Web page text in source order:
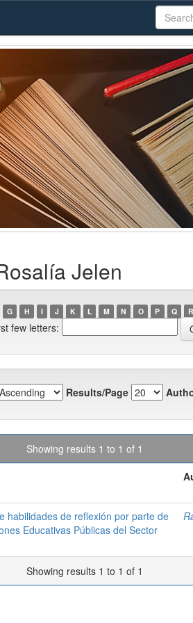
Jelen
G H I J K L M N O P Q R
few letters:
Results/Page
Showing results 1 to 1 of 1
habilidades de reflexión por parte de
Educativas Públicas del Sector
Showing results 1 to 1 of 1